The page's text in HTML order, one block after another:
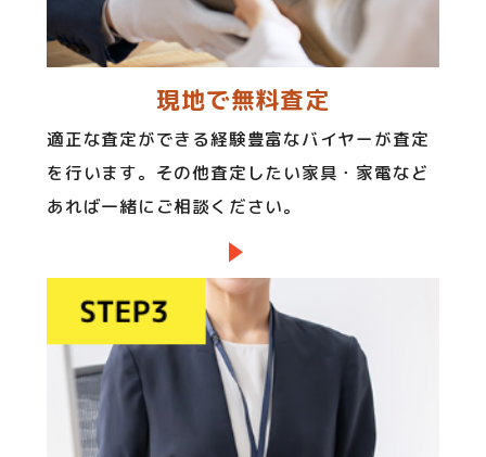
現地で無料査定
適正な査定ができる経験豊富なバイヤーが査定
を行います。その他査定したい家具・家電など
あれば一緒にご相談ください。